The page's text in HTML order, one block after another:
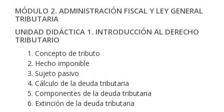
MÓDULO 2. ADMINISTRACIÓN FISCAL Y LEY GENERAL
TRIBUTARIA
UNIDAD DIDÁCTICA 1. INTRODUCCIÓN AL DERECHO
TRIBUTARIO
Concepto de tributo
Hecho imponible
Sujeto pasivo
Cálculo de la deuda tributaria
Componentes de la deuda tributaria
Extinción de la deuda tributaria